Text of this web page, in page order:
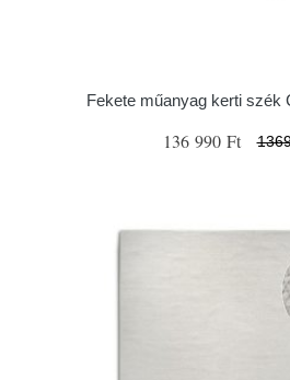
Fekete műanyag kerti szék
136 990 Ft